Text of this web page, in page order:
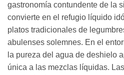
gastronomía contundente de la
convierte en el refugio líquido
platos tradicionales de
abulenses solemnes. En el
la pureza del agua de deshielo
única a las mezclas líquidas.